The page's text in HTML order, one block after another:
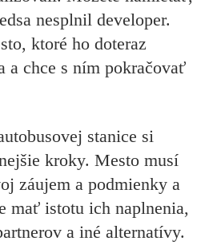
nesplnil developer.
ktoré ho doteraz
a chce s ním pokračovať
stanice si
kroky. Mesto musí
záujem a podmienky a
mať istotu ich naplnenia,
a iné alternatívy.